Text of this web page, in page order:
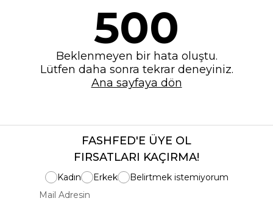
500
Beklenmeyen bir hata oluştu.
Lütfen daha sonra tekrar deneyiniz.
Ana sayfaya dön
FASHFED'E ÜYE OL
FIRSATLARI KAÇIRMA!
Kadın Erkek
Belirtmek istemiyorum
Mail Adresin